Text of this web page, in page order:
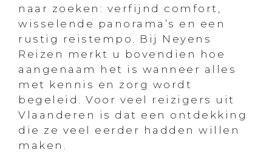
naar zoeken: verfijnd comfort,
wisselende panorama’s en een
rustig reistempo. Bij Neyens
Reizen merkt u bovendien hoe
aangenaam het is wanneer alles
met kennis en zorg wordt
begeleid. Voor veel reizigers uit
Vlaanderen is dat een ontdekking
die ze veel eerder hadden willen
maken.